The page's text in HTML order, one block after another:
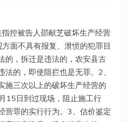
控被告人邵献芝破坏生产经营
面不具有报复、泄愤的犯罪目
的，拆迁是违法的，农安县古
法的，即使阻拦也是无罪。2、
施三次以上的破坏生产经营的
15日到过现场，阻止施工行
营罪的实行行为。3、估价鉴定